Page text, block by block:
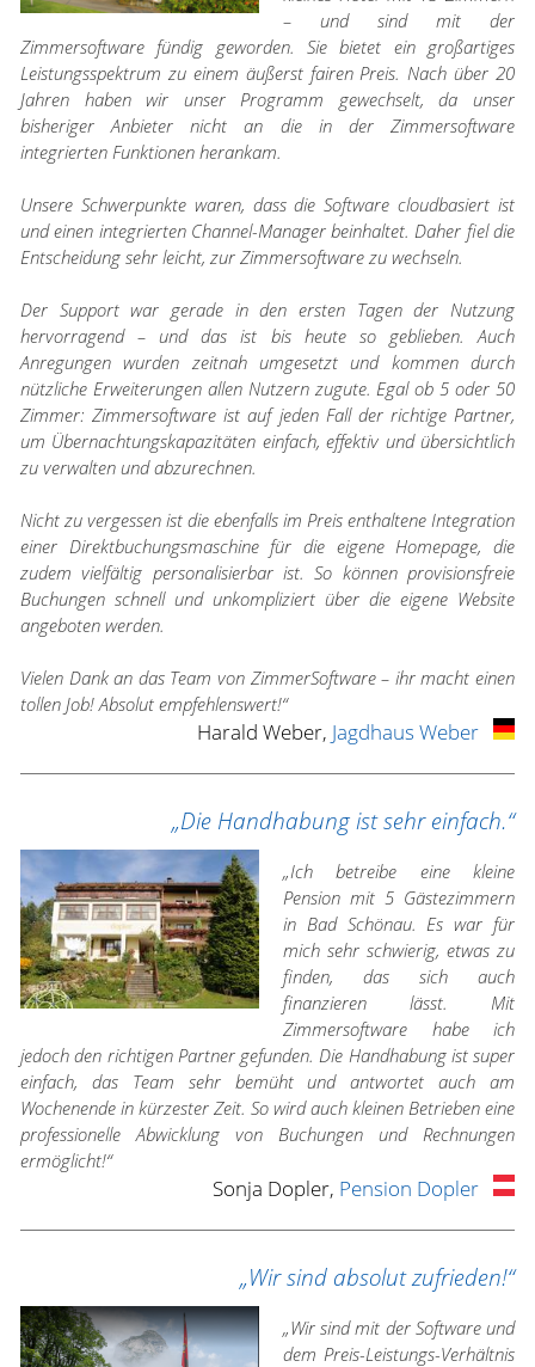
– und sind mit der
Zimmersoftware fündig geworden. Sie bietet ein großartiges
Leistungsspektrum zu einem äußerst fairen Preis. Nach über 20
Jahren haben wir unser Programm gewechselt, da unser
bisheriger Anbieter nicht an die in der Zimmersoftware
integrierten Funktionen herankam.
Unsere Schwerpunkte waren, dass die Software cloudbasiert ist
und einen integrierten Channel-Manager beinhaltet. Daher fiel die
Entscheidung sehr leicht, zur Zimmersoftware zu wechseln.
Der Support war gerade in den ersten Tagen der Nutzung
hervorragend – und das ist bis heute so geblieben. Auch
Anregungen wurden zeitnah umgesetzt und kommen durch
nützliche Erweiterungen allen Nutzern zugute. Egal ob 5 oder 50
Zimmer: Zimmersoftware ist auf jeden Fall der richtige Partner,
um Übernachtungskapazitäten einfach, effektiv und übersichtlich
zu verwalten und abzurechnen.
Nicht zu vergessen ist die ebenfalls im Preis enthaltene Integration
einer Direktbuchungsmaschine für die eigene Homepage, die
zudem vielfältig personalisierbar ist. So können provisionsfreie
Buchungen schnell und unkompliziert über die eigene Website
angeboten werden.
Vielen Dank an das Team von ZimmerSoftware – ihr macht einen
tollen Job! Absolut empfehlenswert!“
Harald Weber, Jagdhaus Weber
„Die Handhabung ist sehr einfach.“
„Ich betreibe eine kleine
Pension mit 5 Gästezimmern
in Bad Schönau. Es war für
mich sehr schwierig, etwas zu
finden, das sich auch
finanzieren lässt. Mit
Zimmersoftware habe ich
jedoch den richtigen Partner gefunden. Die Handhabung ist super
einfach, das Team sehr bemüht und antwortet auch am
Wochenende in kürzester Zeit. So wird auch kleinen Betrieben eine
professionelle Abwicklung von Buchungen und Rechnungen
ermöglicht!“
Sonja Dopler, Pension Dopler
„Wir sind absolut zufrieden!“
„Wir sind mit der Software und
dem Preis-Leistungs-Verhältnis